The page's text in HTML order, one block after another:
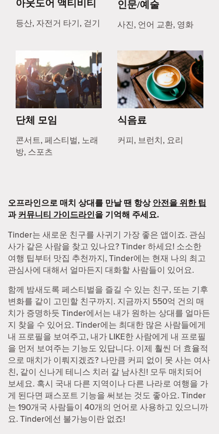
아웃도어 액티비티
등산, 자전거 타기, 걷기
인문/예술
사진, 언어 교환, 영화
단체 모임
콘서트, 페스티벌, 노래
방, 스포츠
식음료
커피, 브런치, 요리
오프라인으로 매치 상대를 만날 땐 항상안전을 위한 팁
과커뮤니티 가이드라인을 기억해 주세요.
Tinder는 새로운 친구를 사귀기 가장 좋은 앱이죠. 관심
사가 같은 사람을 찾고 있나요? Tinder 하세요! 소소한
여행 팁부터 맛집 추천까지, Tinder에는 현재 나의 최고
관심사에 대해서 얼마든지 대화할 사람들이 있어요.
함께 밤새도록 페스티벌을 즐길 수 있는 친구, 또는 기후
변화를 같이 고민할 친구까지. 지금까지 550억 건의 매
치가 증명하듯 Tinder에서는 내가 원하는 상대를 얼마든
지 찾을 수 있어요. Tinder에는 최대한 많은 사람들에게
내 프로필을 보여주고, 내가 LIKE한 사람에게 내 프로필
을 먼저 보여주는 기능도 있답니다. 이제 훨씬 더 효율적
으로 매치가 이뤄지겠죠? 나만큼 커피 없이 못 사는 여사
친, 같이 신나게 테니스 치러 갈 남사친! 모두 매치되어
보세요. 혹시 국내 다른 지역이나 다른 나라로 여행을 가
게 된다면 패스포트 기능을 써보는 것도 좋아요. Tinder
는 190개국 사람들이 40개의 언어로 사용하고 있으니까
요. Tinder에선 불가능이란 없죠!